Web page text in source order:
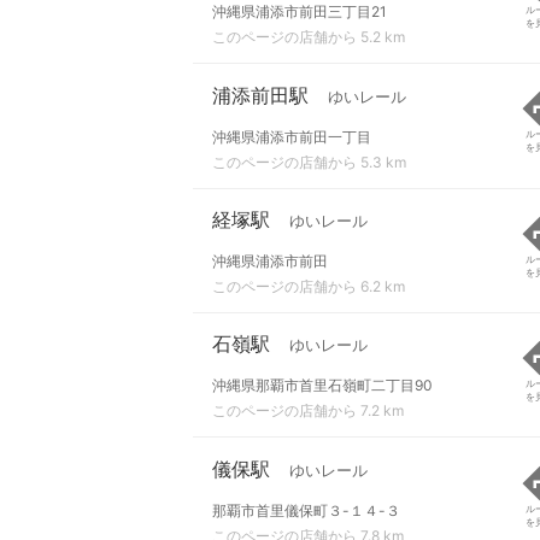
沖縄県浦添市前田三丁目21
このページの店舗から 5.2 km
ル
を
浦添前田駅 ゆいレール
沖縄県浦添市前田一丁目
このページの店舗から 5.3 km
ル
を
経塚駅 ゆいレール
沖縄県浦添市前田
このページの店舗から 6.2 km
ル
を
石嶺駅 ゆいレール
沖縄県那覇市首里石嶺町二丁目90
このページの店舗から 7.2 km
ル
を
儀保駅 ゆいレール
那覇市首里儀保町３-１４-３
このページの店舗から 7.8 km
ル
を